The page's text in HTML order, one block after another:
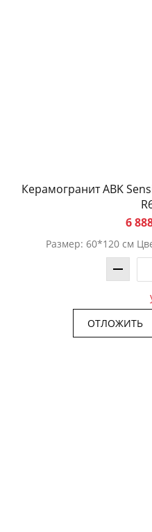
Керамогранит ABK
6
Размер: 60*120 см
ОТЛОЖИТЬ